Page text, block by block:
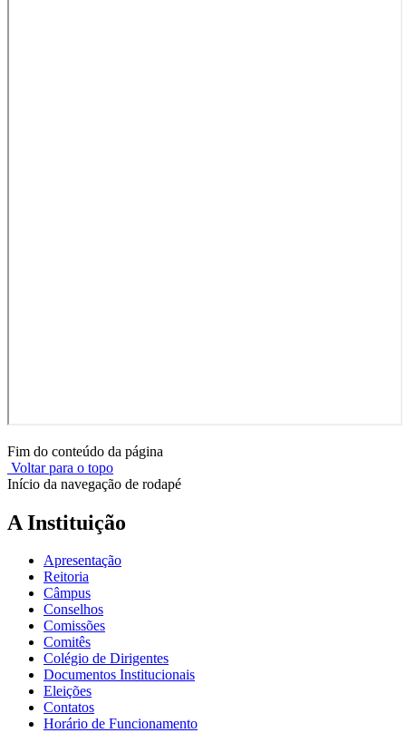
Fim do conteúdo da página
Voltar para o topo
Início da navegação de rodapé
A Instituição
Apresentação
Reitoria
Câmpus
Conselhos
Comissões
Comitês
Colégio de Dirigentes
Documentos Institucionais
Eleições
Contatos
Horário de Funcionamento